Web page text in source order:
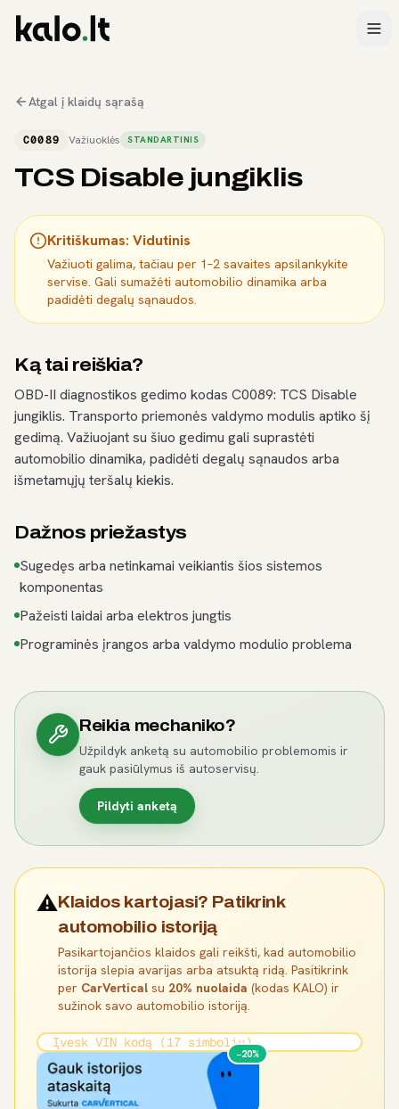
Atgal į klaidų sąrašą
C0089 Važiuoklės STANDARTINIS
TCS Disable jungiklis
Kritiškumas: Vidutinis
Važiuoti galima, tačiau per 1–2 savaites apsilankykite
servise. Gali sumažėti automobilio dinamika arba
padidėti degalų sąnaudos.
Ką tai reiškia?
OBD-II diagnostikos gedimo kodas C0089: TCS Disable
jungiklis. Transporto priemonės valdymo modulis aptiko šį
gedimą. Važiuojant su šiuo gedimu gali suprastėti
automobilio dinamika, padidėti degalų sąnaudos arba
išmetamųjų teršalų kiekis.
Dažnos priežastys
Sugedęs arba netinkamai veikiantis šios sistemos
komponentas
Pažeisti laidai arba elektros jungtis
Programinės įrangos arba valdymo modulio problema
Reikia mechaniko?
Užpildyk anketą su automobilio problemomis ir
gauk pasiūlymus iš autoservisų.
Pildyti anketą
⚠️Klaidos kartojasi? Patikrink
automobilio istoriją
Pasikartojančios klaidos gali reikšti, kad automobilio
istorija slepia avarijas arba atsuktą ridą. Pasitikrink
per CarVertical su 20% nuolaida (kodas KALO) ir
sužinok savo automobilio istoriją.
−20%